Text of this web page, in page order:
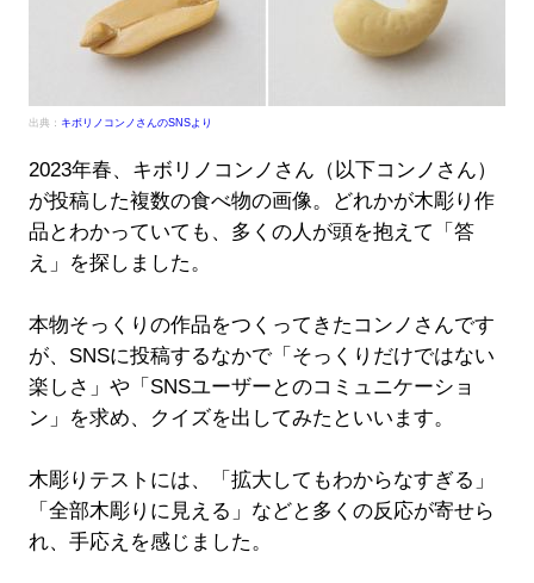
出典： キボリノコンノさんのSNSより
2023年春、キボリノコンノさん（以下コンノさん）
が投稿した複数の食べ物の画像。どれかが木彫り作
品とわかっていても、多くの人が頭を抱えて「答
え」を探しました。
本物そっくりの作品をつくってきたコンノさんです
が、SNSに投稿するなかで「そっくりだけではない
楽しさ」や「SNSユーザーとのコミュニケーショ
ン」を求め、クイズを出してみたといいます。
木彫りテストには、「拡大してもわからなすぎる」
「全部木彫りに見える」などと多くの反応が寄せら
れ、手応えを感じました。